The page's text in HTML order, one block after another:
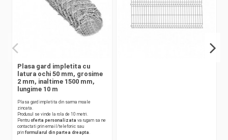
Plasa gard impletita cu
latura ochi 50 mm, grosime
2 mm, inaltime 1500 mm,
lungime 10 m
Plasa gard impletita din sarma moale
zincata.
Produsul se vinde la rola de 10 metri.
Pentruoferta personalizata va rugam sa ne
contactati prin email/telefonic sau
prinformularul din partea dreapta